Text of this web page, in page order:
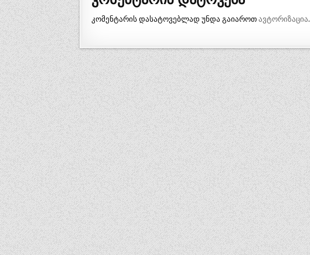
კომენტარის დასატოვებლად უნდა გაიაროთავტორიზაცია.